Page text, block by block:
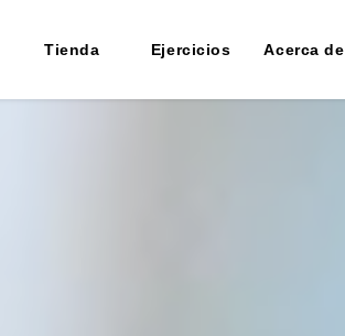
Tienda Ejercicios Acerca de